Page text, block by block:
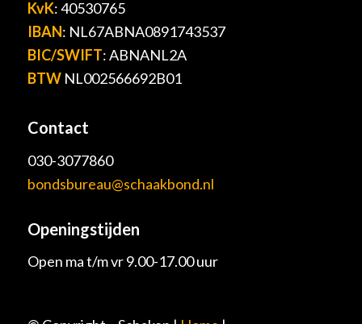
KvK: 40530765
IBAN: NL67ABNA0891743537
BIC/SWIFT: ABNANL2A
BTWNL002566692B01
Contact
030-3077860
bondsbureau@schaakbond.nl
Openingstijden
Open ma t/m vr 9.00-17.00 uur